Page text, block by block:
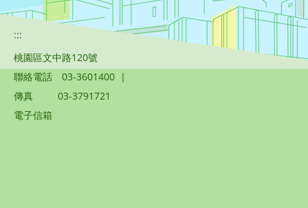
:::
桃園區文中路120號
聯絡電話
03-3601400 |
傳真
03-3791721
電子信箱